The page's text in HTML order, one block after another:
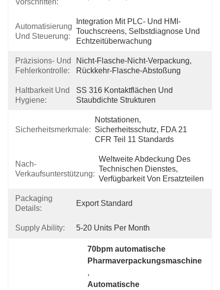
Vorschriften:
Automatisierung
Und Steuerung:
Integration Mit PLC- Und HMI-
Touchscreens, Selbstdiagnose Und
Echtzeitüberwachung
Präzisions- Und
Fehlerkontrolle:
Nicht-Flasche-Nicht-Verpackung,
Rückkehr-Flasche-Abstoßung
Haltbarkeit Und
Hygiene:
SS 316 Kontaktflächen Und
Staubdichte Strukturen
Sicherheitsmerkmale:
Notstationen,
Sicherheitsschutz, FDA 21
CFR Teil 11 Standards
Nach-
Verkaufsunterstützung:
Weltweite Abdeckung Des
Technischen Dienstes,
Verfügbarkeit Von Ersatzteilen
Packaging
Details:
Export Standard
Supply Ability: 5-20 Units Per Month
70bpm automatische
Pharmaverpackungsmaschine
,
Automatische